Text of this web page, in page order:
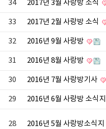
34 2017년 3월 사랑방 소식
33 2017년 2월 사랑방 소식
32 2016년 9월 사랑방
31 2016년 8월 사랑방
30 2016년 7월 사랑방기사
29 2016년 6월 사랑방 소식지
28 2016년 5월 사랑방소식지